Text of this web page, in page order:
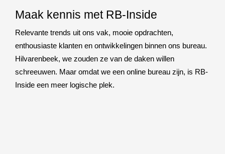
Maak kennis met RB-Inside
Relevante trends uit ons vak, mooie opdrachten,
enthousiaste klanten en ontwikkelingen binnen ons bureau.
Hilvarenbeek, we zouden ze van de daken willen
schreeuwen. Maar omdat we een online bureau zijn, is RB-
Inside een meer logische plek.